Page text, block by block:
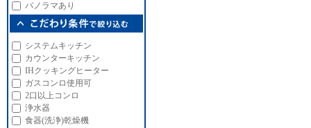
パノラマあり
システムキッチン
カウンターキッチン
IHクッキングヒーター
ガスコンロ使用可
2口以上コンロ
浄水器
食器(洗浄)乾燥機